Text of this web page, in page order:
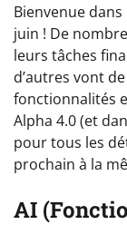
Bienvenue
juin ! De
leurs tâches
d’autres vont
fonctionnalités
Alpha 4.0 (et
pour tous les
prochain à la
AI